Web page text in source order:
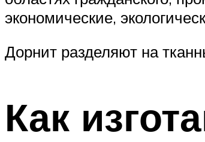
экономические,
Дорнит разделяют на
Как